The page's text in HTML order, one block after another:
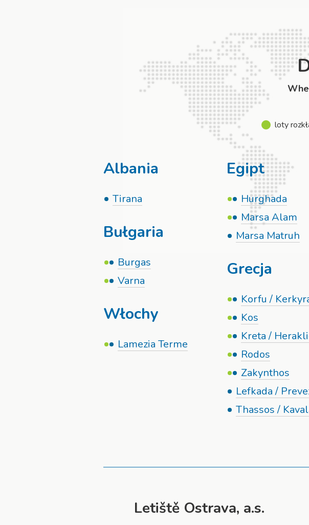
loty
Albania
Tirana
Bułgaria
Burgas
Varna
Włochy
Lamezia Terme
Egipt
Hurghada
Marsa Alam
Marsa Matruh
Grecja
Korfu /
Kos
Kreta /
Rodos
Zakynthos
Lefkada /
Thassos /
Letiště Ostrava, a.s.